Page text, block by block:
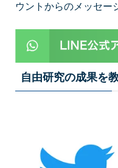
ウントからのメッセー
自由研究の成果を